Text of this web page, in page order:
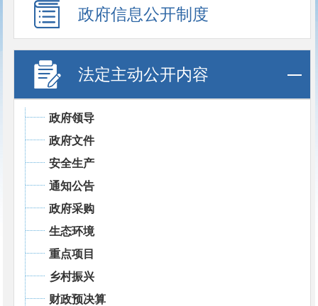
政府信息公开制度
法定主动公开内容
政府领导
政府文件
安全生产
通知公告
政府采购
生态环境
重点项目
乡村振兴
财政预决算